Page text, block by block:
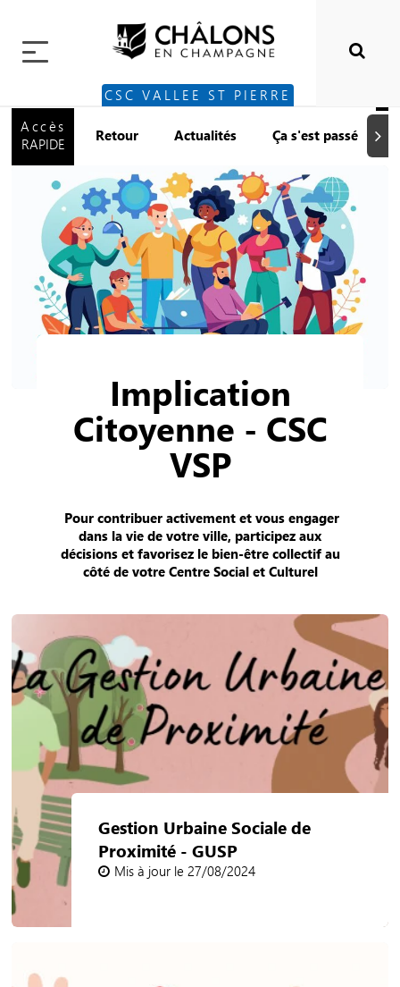
CSC VALLEE ST PIERRE
Accès
RAPIDE
Retour Actualités Ça s'est passé
Implication
Citoyenne - CSC
VSP
Pour contribuer activement et vous engager
dans la vie de votre ville, participez aux
décisions et favorisez le bien-être collectif au
côté de votre Centre Social et Culturel
Gestion Urbaine Sociale de
Proximité - GUSP
Mis à jour le 27/08/2024